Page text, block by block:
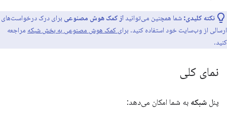
نکته کلیدی: شما همچنین می‌توانید از کمک هوش مصنوعی برای درک درخواست‌های
ارسالی از وب‌سایت خود استفاده کنید. برای کمک هوش مصنوعی به بخش شبکه مراجعه
کنید.
نمای کلی
پنل شبکه به شما امکان می‌دهد: